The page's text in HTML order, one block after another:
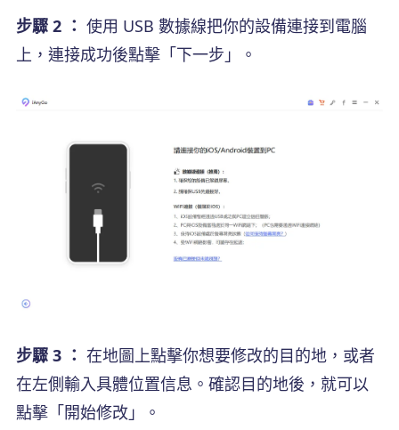
步驟 2 ： 使用 USB 數據線把你的設備連接到電腦
上，連接成功後點擊「下一步」。
步驟 3 ： 在地圖上點擊你想要修改的目的地，或者
在左側輸入具體位置信息。確認目的地後，就可以
點擊「開始修改」。